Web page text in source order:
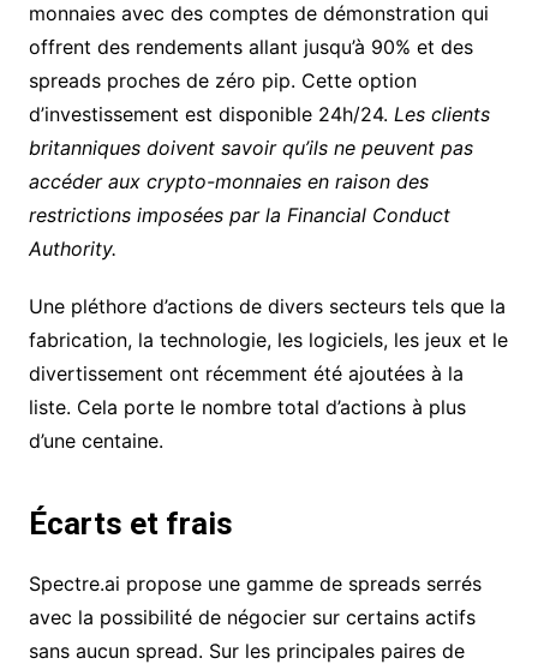
monnaies avec des comptes de démonstration qui
offrent des rendements allant jusqu’à 90% et des
spreads proches de zéro pip. Cette option
d’investissement est disponible 24h/24. Les clients
britanniques doivent savoir qu’ils ne peuvent pas
accéder aux crypto-monnaies en raison des
restrictions imposées par la Financial Conduct
Authority.
Une pléthore d’actions de divers secteurs tels que la
fabrication, la technologie, les logiciels, les jeux et le
divertissement ont récemment été ajoutées à la
liste. Cela porte le nombre total d’actions à plus
d’une centaine.
Écarts et frais
Spectre.ai propose une gamme de spreads serrés
avec la possibilité de négocier sur certains actifs
sans aucun spread. Sur les principales paires de